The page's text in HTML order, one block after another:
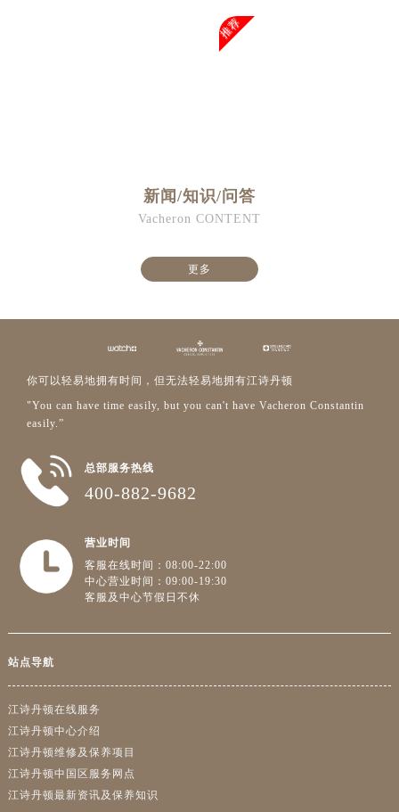
推荐
新闻/知识/问答
Vacheron CONTENT
更多
你可以轻易地拥有时间，但无法轻易地拥有江诗丹顿
"You can have time easily, but you can't have Vacheron Constantin
easily.”
总部服务热线
400-882-9682
营业时间
客服在线时间：08:00-22:00
中心营业时间：09:00-19:30
客服及中心节假日不休
站点导航
江诗丹顿在线服务
江诗丹顿中心介绍
江诗丹顿维修及保养项目
江诗丹顿中国区服务网点
江诗丹顿最新资讯及保养知识